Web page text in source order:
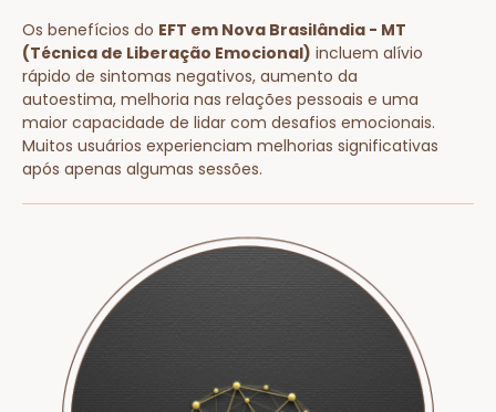
Os benefícios do EFT em Nova Brasilândia - MT
(Técnica de Liberação Emocional) incluem alívio
rápido de sintomas negativos, aumento da
autoestima, melhoria nas relações pessoais e uma
maior capacidade de lidar com desafios emocionais.
Muitos usuários experienciam melhorias significativas
após apenas algumas sessões.